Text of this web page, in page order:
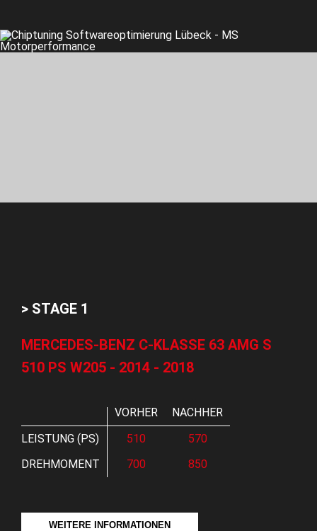
> STAGE 1
MERCEDES-BENZ C-KLASSE 63 AMG S
510 PS W205 - 2014 - 2018
VORHER
NACHHER
LEISTUNG (PS)
510
570
DREHMOMENT
700 850
WEITERE INFORMATIONEN